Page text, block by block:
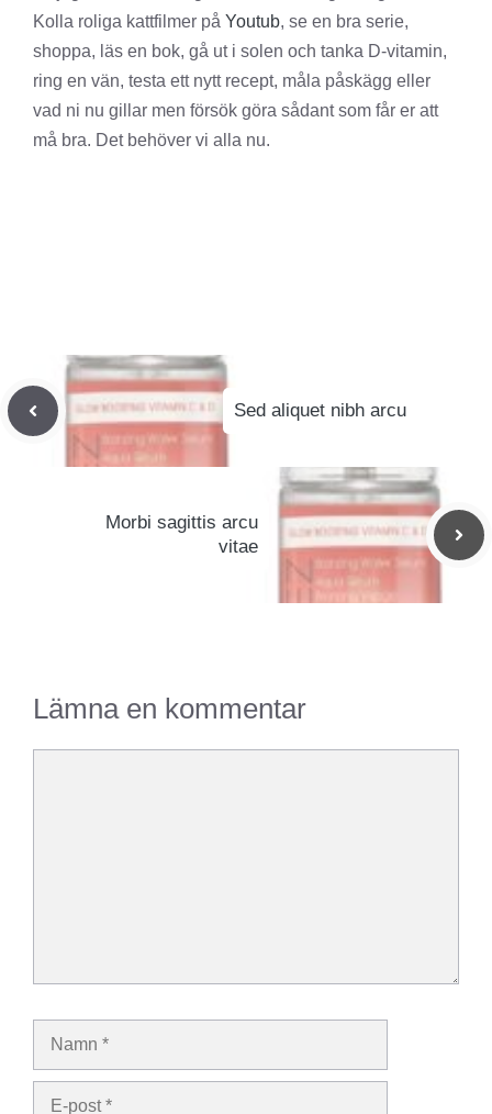
Kolla roliga kattfilmer på Youtub, se en bra serie,
shoppa, läs en bok, gå ut i solen och tanka D-vitamin,
ring en vän, testa ett nytt recept, måla påskägg eller
vad ni nu gillar men försök göra sådant som får er att
må bra. Det behöver vi alla nu.
Sed aliquet nibh arcu
Morbi sagittis arcu
vitae
Lämna en kommentar
Namn